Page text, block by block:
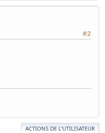
#2
ACTIONS DE L'UTILISATEUR